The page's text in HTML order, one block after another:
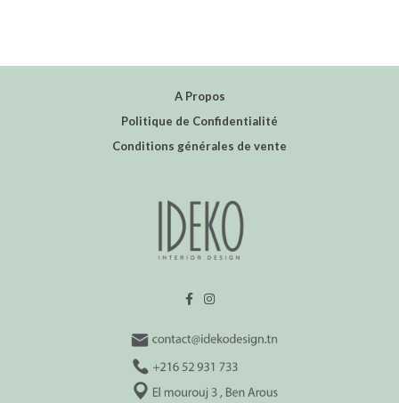
A Propos
Politique de Confidentialité
Conditions générales de vente